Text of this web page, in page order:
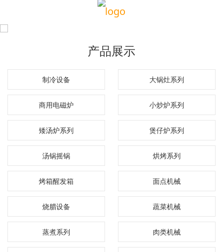
产品展示
制冷设备 大锅灶系列
商用电磁炉 小炒炉系列
矮汤炉系列 煲仔炉系列
汤锅摇锅 烘烤系列
烤箱醒发箱 面点机械
烧腊设备 蔬菜机械
蒸煮系列 肉类机械